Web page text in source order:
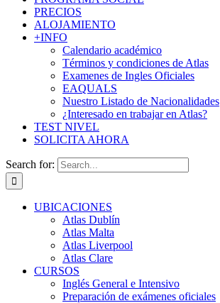
PRECIOS
ALOJAMIENTO
+INFO
Calendario académico
Términos y condiciones de Atlas
Examenes de Ingles Oficiales
EAQUALS
Nuestro Listado de Nacionalidades
¿Interesado en trabajar en Atlas?
TEST NIVEL
SOLICITA AHORA
Search for:
UBICACIONES
Atlas Dublín
Atlas Malta
Atlas Liverpool
Atlas Clare
CURSOS
Inglés General e Intensivo
Preparación de exámenes oficiales